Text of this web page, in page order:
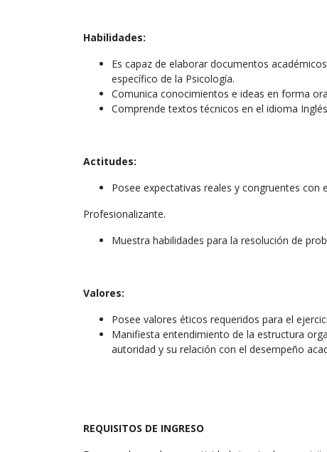
Habilidades:
Es capaz de elaborar documentos
específico de la Psicología.
Comunica conocimientos e ideas en forma
Comprende textos técnicos en el idioma
Actitudes:
Posee expectativas reales y congruentes con
Profesionalizante.
Muestra habilidades para la resolución de
Valores:
Posee valores éticos requeridos para el
Manifiesta entendimiento de la estructura
autoridad y su relación con el desempeño
REQUISITOS DE INGRESO